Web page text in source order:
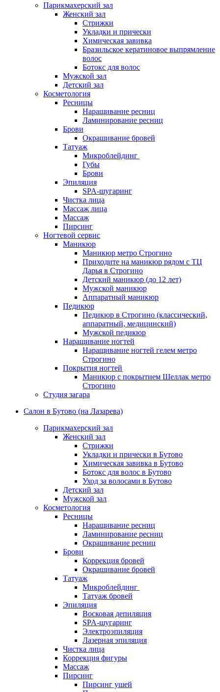
Ботокс для волос
Кератиновое выпрямление волос
Бразильское выпрямление волос
Brazilian Blowout (Бразилиан Блоаут)
Уход за волосами
Наращивание волос
Мелирование волос
Окрашивание волос
Сложное окрашивание волос
Окрашивание Омбре
Окрашивание AirTouch (Эйртач)
Окрашивание корней волос
Окрашивание волос Babylights
(Бейбилайтс)
Цветное окрашивание волос
Шатуш
Балаяж окрашивание волос
Тонирование волос
Колорирование волос
Окрашивание седых волос
Классическое окрашивание волос
Окрашивание в один тон
Мужской зал
Мужская стрижка
Мужское окрашивание
Укладки и прически
Мужское мелирование
Стрижка бороды и усов
Детский зал
Модельная стрижка для девочек до 12 лет
Татуаж
Губы
Глаза
С растушевкой
Брови
Межресничный татуаж
Татуаж мушка
Коррекция
Коррекция татуажа век
Коррекция татуажа губ
Визаж
Ручной антицеллюлитный массаж
LPG-массаж тела
Массаж рук
Антицеллюлитный массаж
Массаж спины
Массаж лица
Чистка лица
Атравматическая чистка лица
Карбоновый пилинг
Пилинг
Пирсинг языка
Пирсинг ушей
Пирсинг носа
Септум
Прокол губы
Пирсинг пупка
Другие виды пирсинга
Микродермал
Мужская косметология
Мужская коррекция бровей
SMAS лифтинг (СМАС-лифтинг)
Плазмолифтинг
Плазмолифтинг лица
Плазмолифтинг кожи головы
Уколы ботокса
Ксеомин
Парикмахерский зал
Женский зал
Стрижки
Укладки и прически
Химическая завивка
Бразильское кератиновое выпрямление
волос
Ботокс для волос
Мужской зал
Детский зал
Косметология
Ресницы
Наращивание ресниц
Ламинирование ресниц
Брови
Окрашивание бровей
Татуаж
Микроблейдинг
Губы
Брови
Эпиляция
SPA-шугаринг
Чистка лица
Массаж лица
Массаж
Пирсинг
Ногтевой сервис
Маникюр
Маникюр метро Строгино
Приходите на маникюр рядом с ТЦ
Дарья в Строгино
Детский маникюр (до 12 лет)
Мужской маникюр
Аппаратный маникюр
Педикюр
Педикюр в Строгино (классический,
аппаратный, медицинский)
Мужской педикюр
Наращивание ногтей
Наращивание ногтей гелем метро
Строгино
Покрытия ногтей
Маникюр с покрытием Шеллак метро
Строгино
Студия загара
Салон в Бутово (на Лазарева)
Парикмахерский зал
Женский зал
Стрижки
Укладки и прически в Бутово
Химическая завивка в Бутово
Ботокс для волос в Бутово
Уход за волосами в Бутово
Детский зал
Мужской зал
Косметология
Ресницы
Наращивание ресниц
Ламинирование ресниц
Окрашивание ресниц
Брови
Коррекция бровей
Окрашивание бровей
Татуаж
Микроблейдинг
Татуаж бровей
Эпиляция
Восковая депиляция
SPA-шугаринг
Электроэпиляция
Лазерная эпиляция
Чистка лица
Коррекция фигуры
Массаж
Пирсинг
Пирсинг ушей